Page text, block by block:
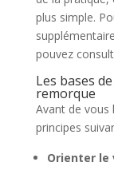
plus simple.
pouvez
Les bases
remorque
Avant de vous
principes
Orienter le